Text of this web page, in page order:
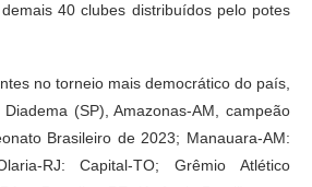
40 clubes distribuídos pelo potes
no torneio mais democrático do país,
(SP), Amazonas-AM, campeão
Brasileiro de 2023; Manauara-AM:
RJ: Capital-TO; Grêmio Atlético